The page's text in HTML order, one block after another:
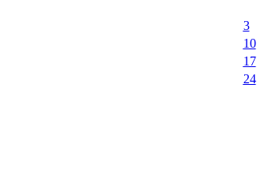
3
10
17
24